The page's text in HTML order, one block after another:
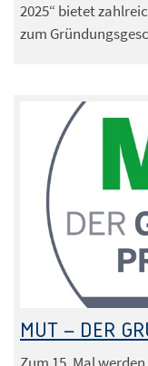
2025“ bietet
zum
MUT – DER